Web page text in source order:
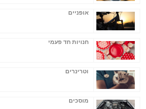
אופניים
חנויות חד פעמי
וטרינרים
מוסכים